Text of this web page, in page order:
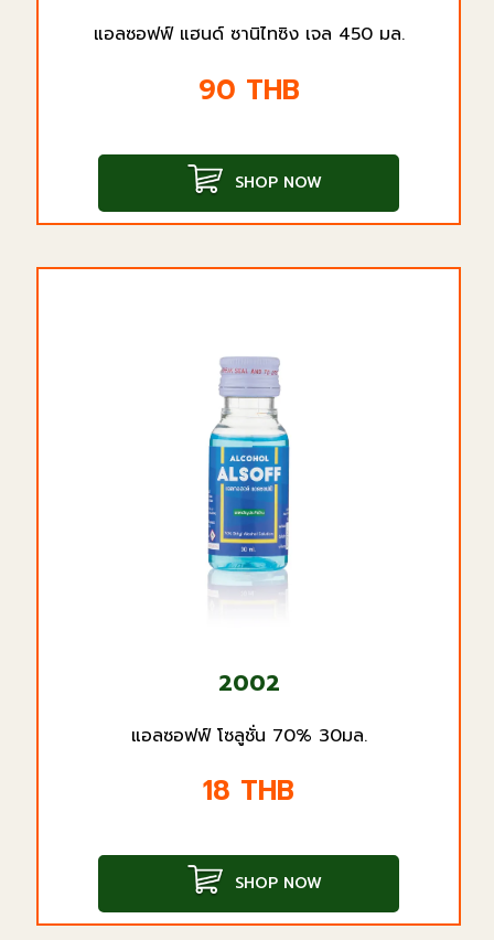
แอลซอฟฟ์ แฮนด์ ซานิไทซิง เจล 450 มล.
90 THB
SHOP NOW
2002
แอลซอฟฟ์ โซลูชั่น 70% 30มล.
18 THB
SHOP NOW